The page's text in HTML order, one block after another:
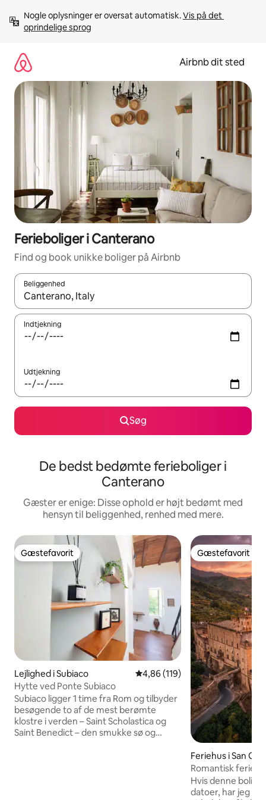
videre
Nogle oplysninger er oversat automatisk. Vis på det
oprindelige sprog
Airbnb dit sted
Ferieboliger i Canterano
Find og book unikke boliger på Airbnb
Beliggenhed
Når resultaterne er tilgængelige, skal du navigere med
Indtjekning
Udtjekning
Søg
De bedst bedømte ferieboliger i
Canterano
Gæster er enige: Disse ophold er højt bedømt med
hensyn til beliggenhed, renhed med mere.
Gæstefavorit
Gæstefavorit
Lejlighed i Subiaco 4,86 ud af 5 i gennemsnitlig
4,86 (119)
Hytte ved Ponte Subiaco
Subiaco ligger 1 time fra Rom og tilbyder
besøgende to af de mest berømte
klostre i verden – Saint Scholastica og
Saint Benedict – den smukke sø og
Gæstefavorit
Gæstefavorit
Feriehus i San
assola
Romantisk ferie i
med 2
Hvis denne bolig
datoer, har jeg